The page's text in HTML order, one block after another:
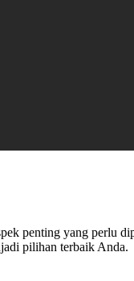
penting yang
pilihan terbaik Anda.